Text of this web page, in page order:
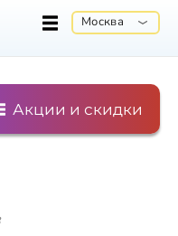
Москва
Акции и скидки